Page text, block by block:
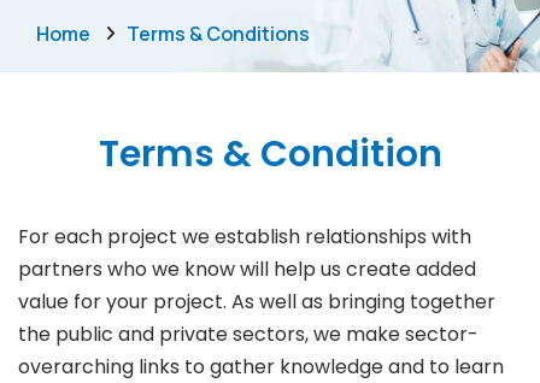
Home Terms & Conditions
Terms & Condition
For each project we establish relationships with
partners who we know will help us create added
value for your project. As well as bringing together
the public and private sectors, we make sector-
overarching links to gather knowledge and to learn